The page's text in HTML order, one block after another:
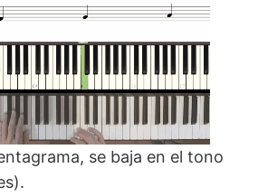
se baja en el tono